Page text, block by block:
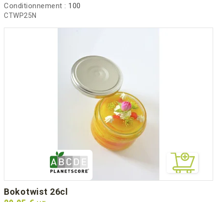
Conditionnement : 100
CTWP25N
bokotwist 26cl